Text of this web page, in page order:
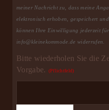
meiner Nachricht zu, dass meine
elektronisch erhoben, gespeichert
können Ihre Einwilligung jederzeit
info@kleinekommode.de widerrufen.
Bitte wiederholen Sie die
Vorgabe.
(Pflichtfeld)